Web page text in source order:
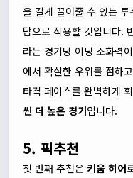
을 길게 끌어줄 수 있는
담으로 작용할 것입니다.
라는 경기당 이닝 소화력
에서 확실한 우위를 점하
타격 페이스를 완벽하게
씬 더 높은 경기입니다.
5. 픽추천
첫 번째 추천은 키움 히어